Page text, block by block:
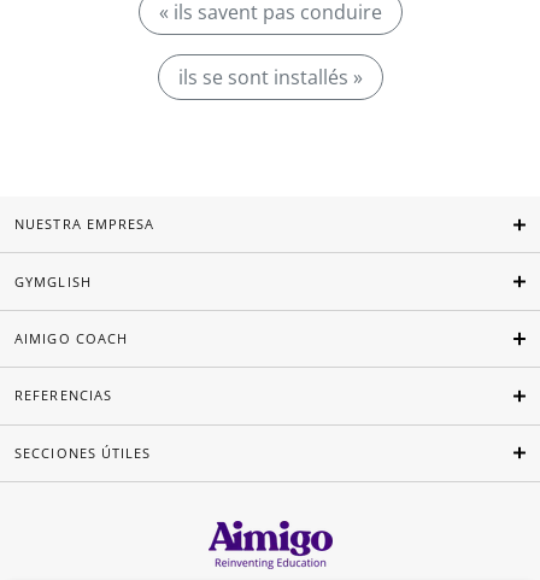
« ils savent pas conduire
ils se sont installés »
NUESTRA EMPRESA
GYMGLISH
AIMIGO COACH
REFERENCIAS
SECCIONES ÚTILES